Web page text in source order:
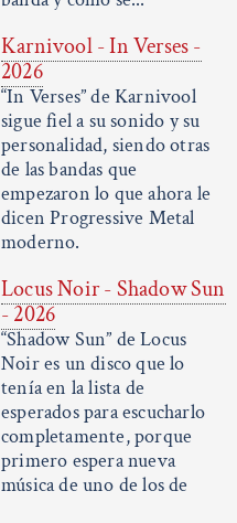
Karnivool - In Verses -
2026
“In Verses” de Karnivool
sigue fiel a su sonido y su
personalidad, siendo otras
de las bandas que
empezaron lo que ahora le
dicen Progressive Metal
moderno.
Locus Noir - Shadow Sun
- 2026
“Shadow Sun” de Locus
Noir es un disco que lo
tenía en la lista de
esperados para escucharlo
completamente, porque
primero espera nueva
música de uno de los de